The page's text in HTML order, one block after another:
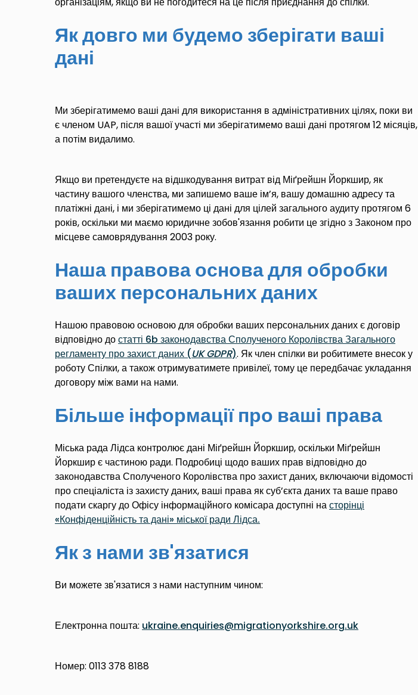
Як довго ми будемо зберігати ваші
дані
Ми зберігатимемо ваші дані для використання в адміністративних цілях, поки ви
є членом UAP, після вашої участі ми зберігатимемо ваші дані протягом 12 місяців,
а потім видалимо.
Якщо ви претендуєте на відшкодування витрат від Міґрейшн Йоркшир, як
частину вашого членства, ми запишемо ваше ім’я, вашу домашню адресу та
платіжні дані, і ми зберігатимемо ці дані для цілей загального аудиту протягом 6
років, оскільки ми маємо юридичне зобов'язання робити це згідно з Законом про
місцеве самоврядування 2003 року.
Наша правова основа для обробки
ваших персональних даних
Нашою правовою основою для обробки ваших персональних даних є договір
відповідно достатті 6b законодавства Сполученого Королівства Загального
регламенту про захист даних (UK GDPR). Як член спілки ви робитимете внесок у
роботу Спілки, а також отримуватимете привілеї, тому це передбачає укладання
договору між вами на нами.
Більше інформації про ваші права
Міська рада Лідса контролює дані Міґрейшн Йоркшир, оскільки Міґрейшн
Йоркшир є частиною ради. Подробиці щодо ваших прав відповідно до
законодавства Сполученого Королівства про захист даних, включаючи відомості
про спеціаліста із захисту даних, ваші права як суб’єкта даних та ваше право
подати скаргу до Офісу інформаційного комісара доступні насторінці
«Конфіденційність та дані» міської ради Лідса.
Як з нами зв'язатися
Ви можете зв'язатися з нами наступним чином:
Електронна пошта: ukraine.enquiries@migrationyorkshire.org.uk
Номер: 0113 378 8188